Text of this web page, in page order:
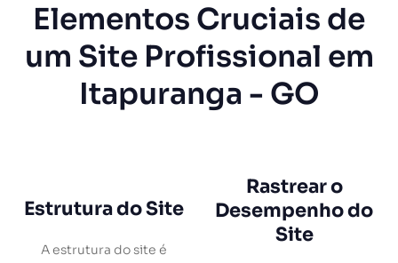
Elementos Cruciais de
um Site Profissional em
Itapuranga - GO
Estrutura do Site
A estrutura do site é
Rastrear o
Desempenho do
Site